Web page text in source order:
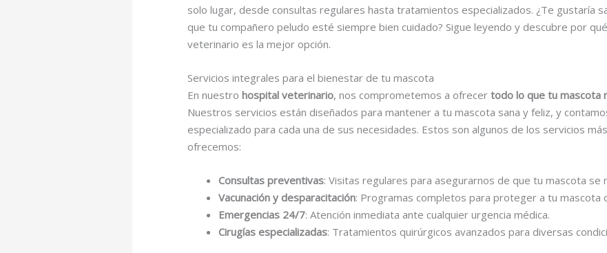
solo lugar, desde consultas regulares hasta tratamientos especializados. ¿Te gustaría
que tu compañero peludo esté siempre bien cuidado? Sigue leyendo y descubre por
veterinario es la mejor opción.
Servicios integrales para el bienestar de tu mascota
En nuestro hospital veterinario, nos comprometemos a ofrecer todo lo que tu mascota
Nuestros servicios están diseñados para mantener a tu mascota sana y feliz, y
especializado para cada una de sus necesidades. Estos son algunos de los servicios
ofrecemos:
Consultas preventivas: Visitas regulares para asegurarnos de que tu mascota se
Vacunación y desparacitación: Programas completos para proteger a tu mascota
Emergencias 24/7: Atención inmediata ante cualquier urgencia médica.
Cirugías especializadas: Tratamientos quirúrgicos avanzados para diversas